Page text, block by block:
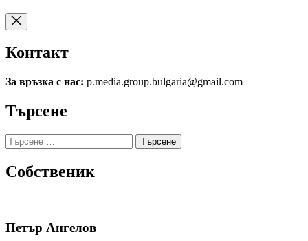
Контакт
За връзка с нас: p.media.group.bulgaria@gmail.com
Търсене
Търсене
за:
Собственик
Петър Ангелов